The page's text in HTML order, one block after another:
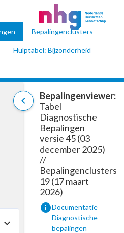
Bepalingenclusters
Hulptabel: Bijzonderheid
chevron_left
Bepalingenviewer:
Tabel
Diagnostische
Bepalingen
versie 45 (03
december 2025)
//
Bepalingenclusters
19 (17 maart
2026)
infoDocumentatie
Diagnostische
bepalingen